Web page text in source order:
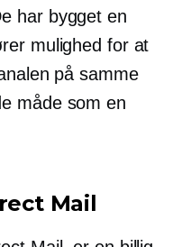
har bygget en
mulighed for at
på samme
måde som en
Mail